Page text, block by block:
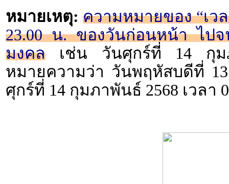
หมายเหตุ: ความหมายของ “เว
23.00 น. ของวันก่อนหน้า ไป
มงคล เช่น วันศุกร์ที่ 14 กุม
หมายความว่า วันพฤหัสบดีที่
ศุกร์ที่ 14 กุมภาพันธ์ 2568 เวลา